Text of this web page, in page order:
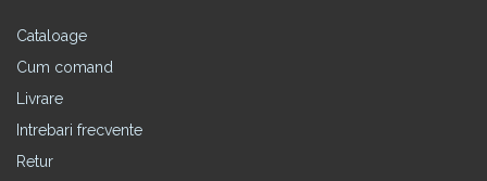
Cataloage
Cum comand
Livrare
Intrebari frecvente
Retur